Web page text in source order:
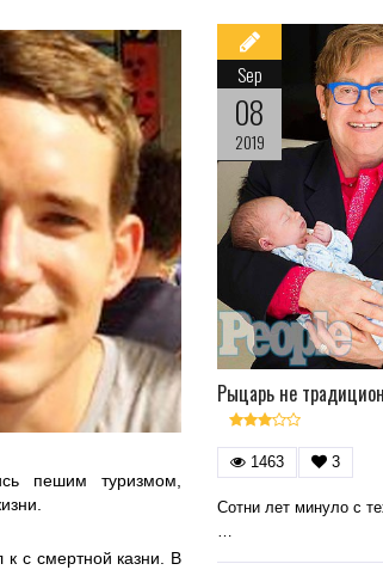
пешим туризмом,
с смертной казни. В
Рыцарь не
1463 3
Сотни лет минуло с
Sep
08
2019